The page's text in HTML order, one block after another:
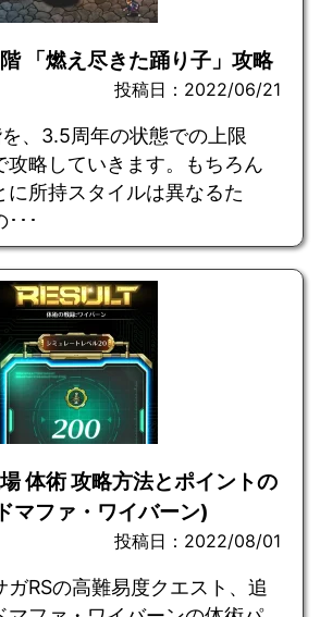
「燃え尽きた踊り子」攻略
投稿日：2022/06/21
、3.5周年の状態での上限
攻略していきます。もちろん
に所持スタイルは異なるた
･･
体術 攻略方法とポイントの
マファ・ワイバーン)
投稿日：2022/08/01
ガRSの高難易度クエスト、追